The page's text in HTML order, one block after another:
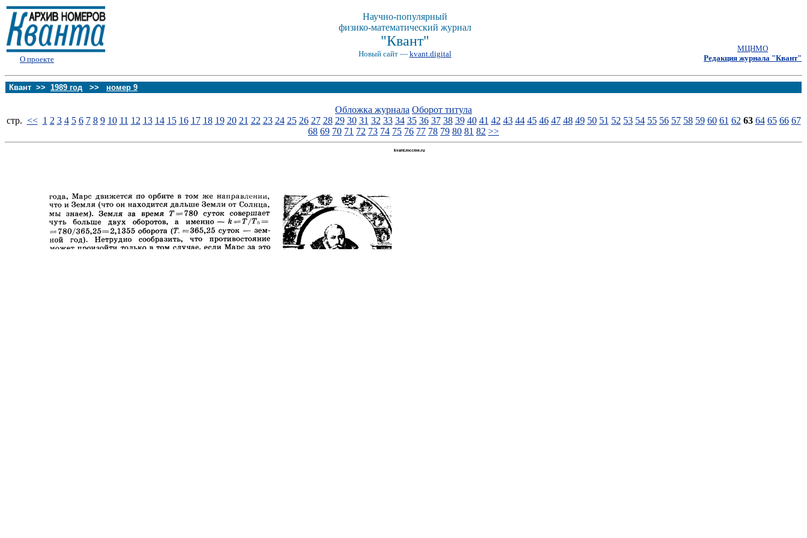
О проекте
Научно-популярный
физико-математический журнал
"Квант"
Новый сайт — kvant.digital
МЦНМО
Редакция журнала "Квант"
Квант >> 1989 год >> номер 9
Обложка журнала Оборот титула
стp. << 1 2 3 4 5 6 7 8 9 10 11 12 13 14 15 16 17 18 19 20 21 22 23 24 25 26 27 28 29 30 31 32 33 34 35 36 37 38 39 40 41 42 43 44 45 46 47 48 49 50 51 52 53 54 55 56 57 58 59 60 61 62 63 64 65 66 67
68 69 70 71 72 73 74 75 76 77 78 79 80 81 82 >>